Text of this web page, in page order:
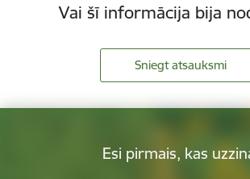
Vai šī informācija bija
Sniegt atsauksmi
Esi pirmais, kas